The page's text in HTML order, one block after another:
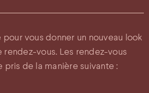
pour vous donner un nouveau look
vous. Les rendez-vous
pris de la manière suivante :